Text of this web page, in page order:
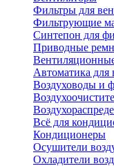
Фильтры для
Фильтрующие
Синтепон для
Приводные
Автоматика для
Воздуховоды и
Всё для
Кондиционеры
Осушители
Охладители